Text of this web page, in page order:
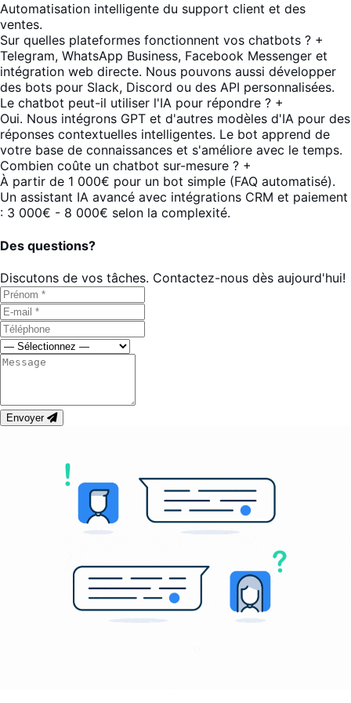
Automatisation intelligente du support client et des
ventes.
Sur quelles plateformes fonctionnent vos chatbots ? +
Telegram, WhatsApp Business, Facebook Messenger et
intégration web directe. Nous pouvons aussi développer
des bots pour Slack, Discord ou des API personnalisées.
Le chatbot peut-il utiliser l'IA pour répondre ? +
Oui. Nous intégrons GPT et d'autres modèles d'IA pour des
réponses contextuelles intelligentes. Le bot apprend de
votre base de connaissances et s'améliore avec le temps.
Combien coûte un chatbot sur-mesure ? +
À partir de 1 000€ pour un bot simple (FAQ automatisé).
Un assistant IA avancé avec intégrations CRM et paiement
: 3 000€ - 8 000€ selon la complexité.
Des questions?
Discutons de vos tâches. Contactez-nous dès aujourd'hui!
Envoyer